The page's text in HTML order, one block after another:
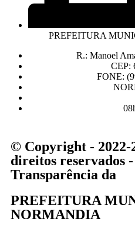
PREFEITURA
R.: Manoel
CEP:
FONE:
© Copyright - 2022-
direitos reservados
Transparência da
PREFEITURA
NORMANDIA